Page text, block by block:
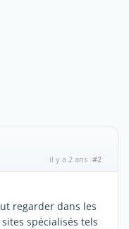
il y a 2 ans #2
regarder dans les
spécialisés tels